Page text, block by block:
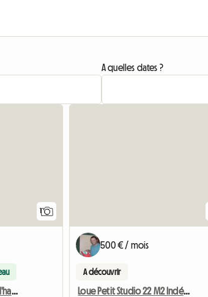
A quelles dates ?
1
Chambre meublée chez l'habitant – Étudiant(e) – Admissible au PSL
500 € / mois
A découvrir
Loue Petit Studio 22 M2 Indépendant